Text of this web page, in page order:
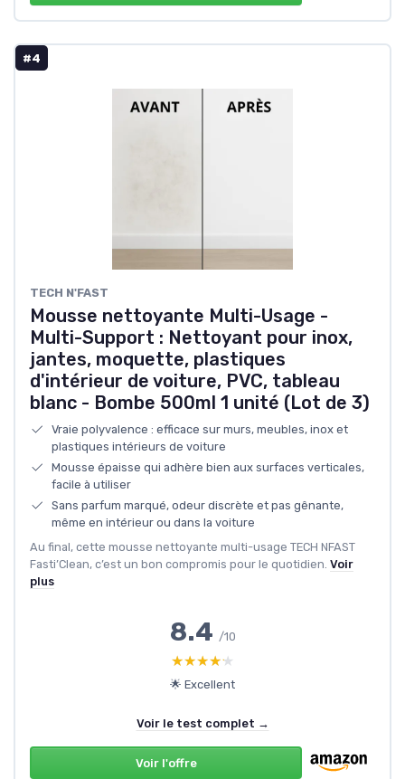
#4
TECH N'FAST
Mousse nettoyante Multi-Usage -
Multi-Support : Nettoyant pour inox,
jantes, moquette, plastiques
d'intérieur de voiture, PVC, tableau
blanc - Bombe 500ml 1 unité (Lot de 3)
Vraie polyvalence : efficace sur murs, meubles, inox et
plastiques intérieurs de voiture
Mousse épaisse qui adhère bien aux surfaces verticales,
facile à utiliser
Sans parfum marqué, odeur discrète et pas gênante,
même en intérieur ou dans la voiture
Au final, cette mousse nettoyante multi-usage TECH NFAST
Fasti’Clean, c’est un bon compromis pour le quotidien. Voir
plus
8.4 /10
★★★★★
★★★★★
🌟 Excellent
Voir le test complet →
Voir l'offre